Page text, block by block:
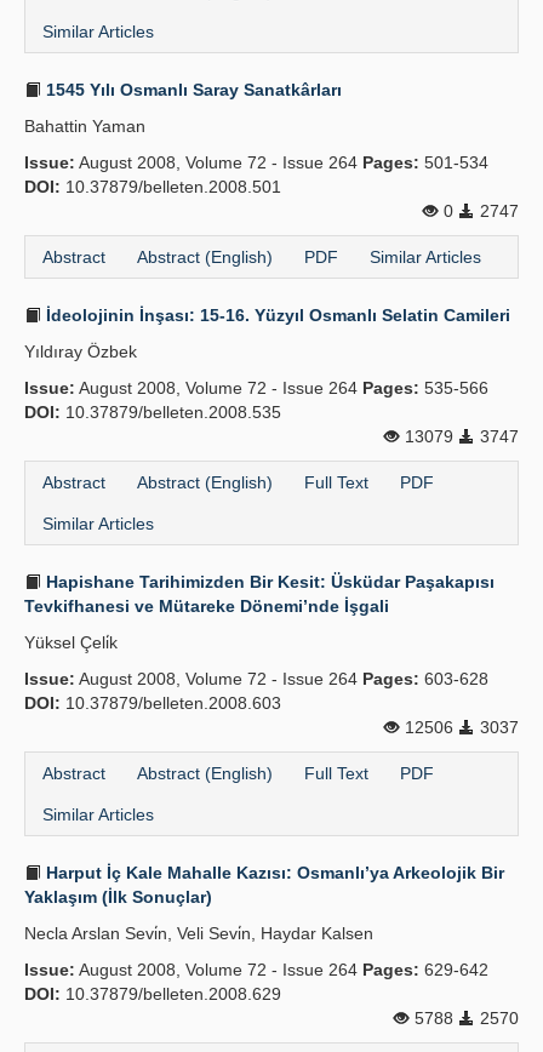
Similar Articles
1545 Yılı Osmanlı Saray Sanatkârları
Bahattin Yaman
Issue: August 2008, Volume 72 - Issue 264 Pages: 501-534
DOI: 10.37879/belleten.2008.501
0
2747
Abstract Abstract (English) PDF Similar Articles
İdeolojinin İnşası: 15-16. Yüzyıl Osmanlı Selatin Camileri
Yıldıray Özbek
Issue: August 2008, Volume 72 - Issue 264 Pages: 535-566
DOI: 10.37879/belleten.2008.535
13079
3747
Abstract Abstract (English) Full Text PDF
Similar Articles
Hapishane Tarihimizden Bir Kesit: Üsküdar Paşakapısı
Tevkifhanesi ve Mütareke Dönemi’nde İşgali
Yüksel Çeli̇k
Issue: August 2008, Volume 72 - Issue 264 Pages: 603-628
DOI: 10.37879/belleten.2008.603
12506
3037
Abstract Abstract (English) Full Text PDF
Similar Articles
Harput İç Kale Mahalle Kazısı: Osmanlı’ya Arkeolojik Bir
Yaklaşım (İlk Sonuçlar)
Necla Arslan Sevi̇n, Veli Sevi̇n, Haydar Kalsen
Issue: August 2008, Volume 72 - Issue 264 Pages: 629-642
DOI: 10.37879/belleten.2008.629
5788
2570